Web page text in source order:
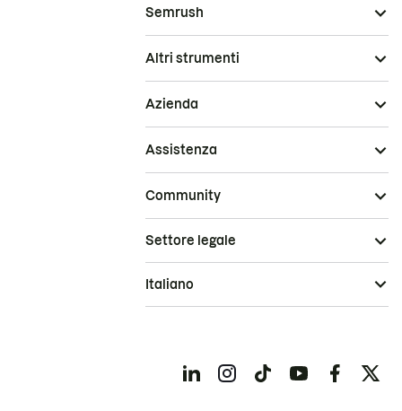
Semrush
Altri strumenti
Azienda
Assistenza
Community
Settore legale
Italiano